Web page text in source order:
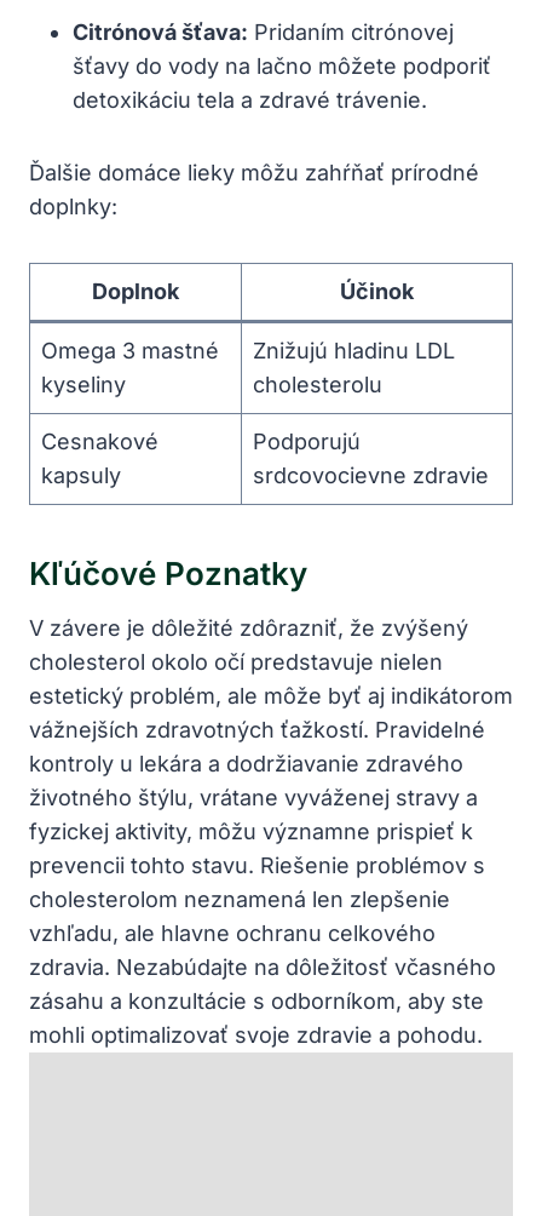
Citrónová šťava: Pridaním citrónovej
šťavy‌ do vody na lačno môžete podporiť
detoxikáciu tela a zdravé trávenie.
Ďalšie domáce lieky môžu zahŕňať prírodné
doplnky:
Doplnok Účinok
Omega 3 mastné
kyseliny
Znižujú hladinu LDL
cholesterolu
Cesnakové
kapsuly
Podporujú
srdcovocievne zdravie
Kľúčové Poznatky
V závere ⁢je dôležité zdôrazniť, že zvýšený
cholesterol okolo očí predstavuje nielen
estetický problém, ale môže byť aj indikátorom
vážnejších zdravotných ťažkostí. Pravidelné
kontroly u lekára a dodržiavanie zdravého
životného štýlu, vrátane vyváženej stravy a
fyzickej ‌aktivity, môžu významne prispieť k
prevencii⁣ tohto stavu. Riešenie problémov s
cholesterolom neznamená len zlepšenie
vzhľadu,‍ ale hlavne ochranu celkového
zdravia. Nezabúdajte na dôležitosť⁢ včasného
zásahu a konzultácie s odborníkom, aby ste
mohli optimalizovať svoje ‌zdravie a pohodu.